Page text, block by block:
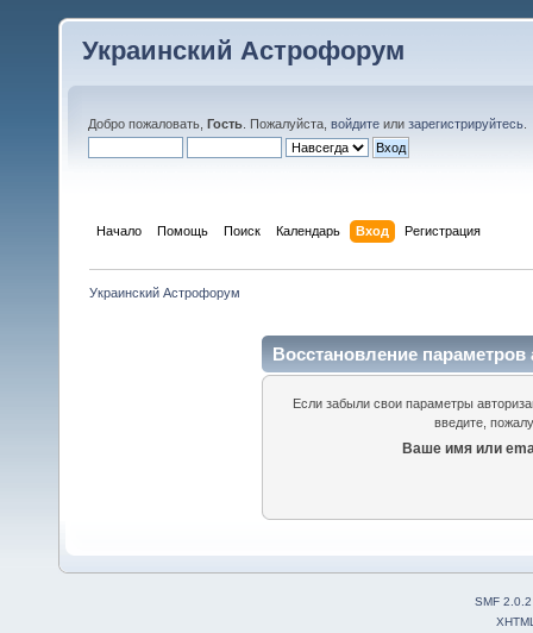
Украинский Астрофорум
Добро пожаловать, Гость . Пожалуйста, войдите или зарегистрируйтесь
Начало Помощь Поиск Календарь Вход Регистрация
Украинский Астрофорум
Восстановление параметров
Если забыли свои параметры
введите,
Ваше имя или
SMF 2.0.2